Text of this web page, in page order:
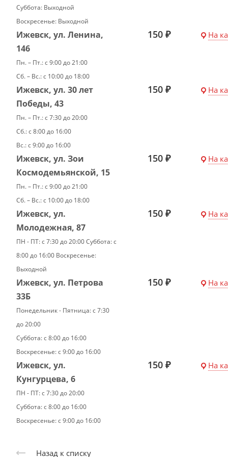
Суббота: Выходной
Воскресенье: Выходной
Ижевск, ул. Ленина,
146
Пн. – Пт.: с 9:00 до 21:00
Сб. – Вс.: с 10:00 до 18:00
150 ₽ На
Ижевск, ул. 30 лет
Победы, 43
Пн. – Пт.: с 7:30 до 20:00
Сб.: с 8:00 до 16:00
Вс.: с 9:00 до 16:00
150 ₽ На
Ижевск, ул. Зои
Космодемьянской, 15
Пн. – Пт.: с 9:00 до 21:00
Сб. – Вс.: с 10:00 до 18:00
150 ₽ На
Ижевск, ул.
Молодежная, 87
ПН - ПТ: с 7:30 до 20:00 Суббота: с
8:00 до 16:00 Воскресенье:
Выходной
150 ₽ На
Ижевск, ул. Петрова
33Б
Понедельник - Пятница: с 7:30
до 20:00
Суббота: с 8:00 до 16:00
Воскресенье: с 9:00 до 16:00
150 ₽ На
Ижевск, ул.
Кунгурцева, 6
ПН - ПТ: с 7:30 до 20:00
Суббота: с 8:00 до 16:00
Воскресенье: с 9:00 до 16:00
150 ₽ На
Назад к списку